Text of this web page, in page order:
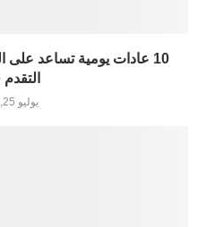
10 عادات يومية تساعد
يوليو 25, 2026